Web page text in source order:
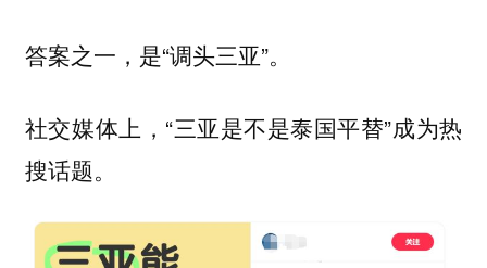
答案之一，是“调头三亚”。
社交媒体上，“三亚是不是泰国平替”成为热
搜话题。